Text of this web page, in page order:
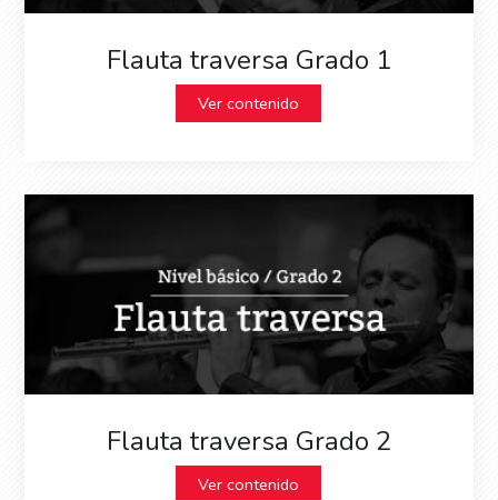
Flauta traversa Grado 1
Ver contenido
Flauta traversa Grado 2
Ver contenido